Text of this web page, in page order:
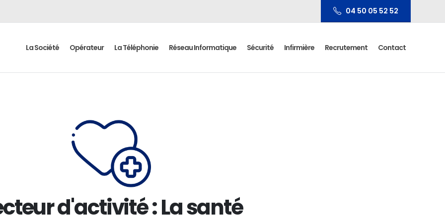
04 50 05 52 52
La Société Opérateur La Téléphonie Réseau Informatique Sécurité Infirmière Recrutement Contact
d'activité :La santé